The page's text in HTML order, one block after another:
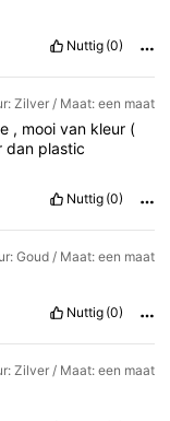
Nuttig (0)
Zilver / Maat: een maat
, mooi van kleur (
dan plastic
Nuttig (0)
Goud / Maat: een maat
Nuttig (0)
Zilver / Maat: een maat